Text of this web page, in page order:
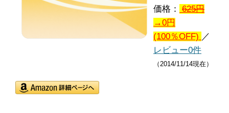
価格： 625円
→0円
(100％OFF) ／
レビュー0件
（2014/11/14現在）